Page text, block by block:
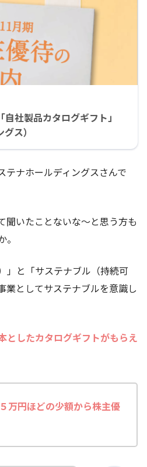
社製品カタログギフト」
ス）
テナホールディングスさんで
聞いたことないな～と思う方も
」と「サステナブル（持続可
業としてサステナブルを意識し
としたカタログギフトがもらえ
万円ほどの少額から株主優